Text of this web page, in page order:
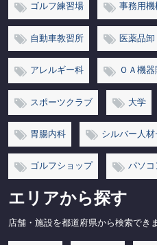
ゴルフ練習場 事務用機
自動車教習所 医薬品卸
アレルギー科 ＯＡ機器
スポーツクラブ 大学
胃腸内科 シルバー人
ゴルフショップ パソコ
エリアから探す
店舗・施設を都道府県から検索でき